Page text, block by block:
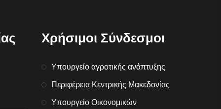
Χρήσιμοι Σύνδεσμοι
Υπουργείο αγροτικής ανάπτυξης
Περιφέρεια Κεντρικής Μακεδονίας
Υπουργείο Οικονομικών